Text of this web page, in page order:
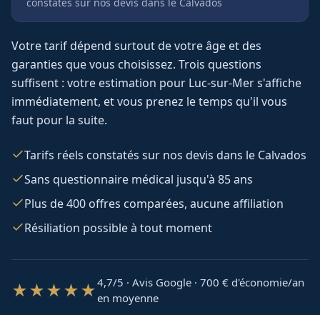
Votre tarif dépend surtout de votre âge et des
garanties que vous choisissez. Trois questions
suffisent : votre estimation pour Luc-sur-Mers'affiche
immédiatement, et vous prenez le temps qu'il vous
faut pour la suite.
Tarifs réels constatés sur nos devis dans le Calvados
Sans questionnaire médical jusqu'à 85 ans
Plus de 400 offres comparées, aucune affiliation
Résiliation possible à tout moment
★★★★★4,7/5 · Avis Google · 700 € d'économie/an
en moyenne